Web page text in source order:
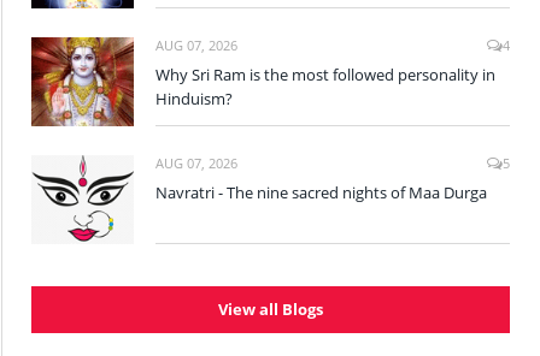
AUG 07, 2026 4
Why Sri Ram is the most followed personality in
Hinduism?
AUG 07, 2026 5
Navratri - The nine sacred nights of Maa Durga
View all Blogs